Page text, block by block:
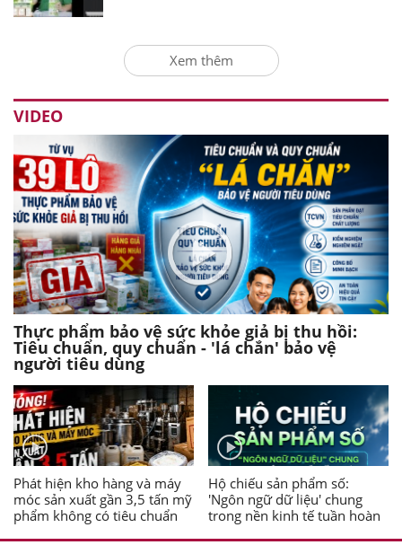
Xem thêm
VIDEO
Thực phẩm bảo vệ sức khỏe giả bị thu hồi:
Tiêu chuẩn, quy chuẩn - 'lá chắn' bảo vệ
người tiêu dùng
Phát hiện kho hàng và máy
móc sản xuất gần 3,5 tấn mỹ
phẩm không có tiêu chuẩn
Hộ chiếu sản phẩm số:
'Ngôn ngữ dữ liệu' chung
trong nền kinh tế tuần hoàn